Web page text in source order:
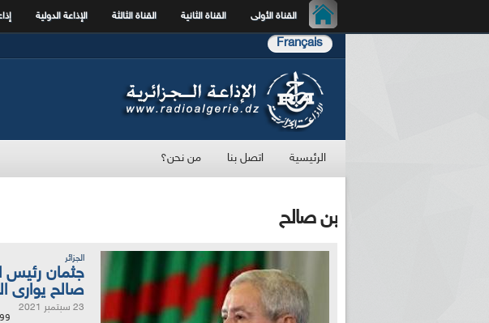
القناة الأولى القناة الثانية القناة الثالثة الإذاعة الدولية
Français
الرئيسية اتصل بنا من نحن؟
بن صالح
الجزائر
جثمان رئيس
صالح يوارى
23 سبتمبر 2021